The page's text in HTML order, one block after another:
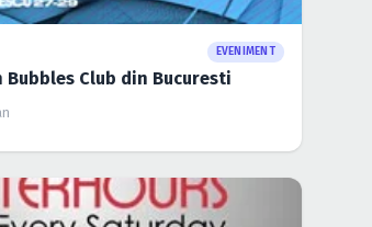
EVENIMENT
Club din Bucuresti